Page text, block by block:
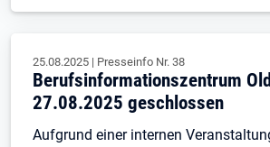
25.08.2025 | Presseinfo Nr. 38
Berufsinformationszentrum
27.08.2025 geschlossen
Aufgrund einer internen